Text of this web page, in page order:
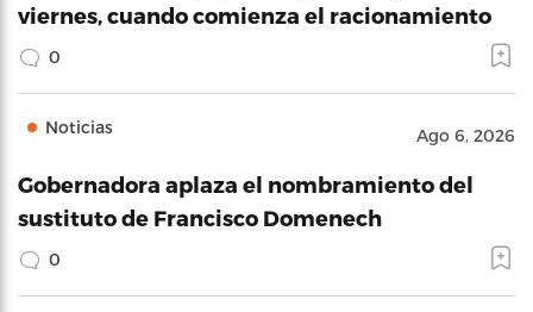
viernes, cuando comienza el racionamiento
0
Noticias Ago 6, 2026
Gobernadora aplaza el nombramiento del
sustituto de Francisco Domenech
0